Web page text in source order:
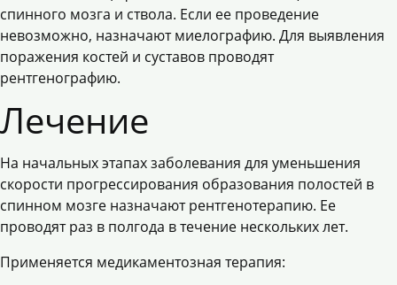
спинного мозга и ствола. Если ее проведение
невозможно, назначают миелографию. Для выявления
поражения костей и суставов проводят
рентгенографию.
Лечение
На начальных этапах заболевания для уменьшения
скорости прогрессирования образования полостей в
спинном мозге назначают рентгенотерапию. Ее
проводят раз в полгода в течение нескольких лет.
Применяется медикаментозная терапия: